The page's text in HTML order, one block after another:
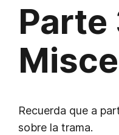
Parte
Recuerda que a
sobre la trama.